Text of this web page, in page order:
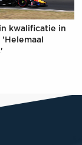
kwalificatie in